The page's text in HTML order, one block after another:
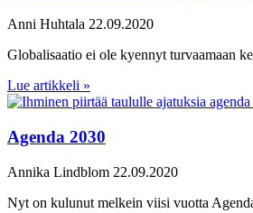
Anni Huhtala 22.09.2020
Globalisaatio ei ole kyennyt turvaamaan
Lue artikkeli »
Agenda 2030
Annika Lindblom 22.09.2020
Nyt on kulunut melkein viisi vuotta